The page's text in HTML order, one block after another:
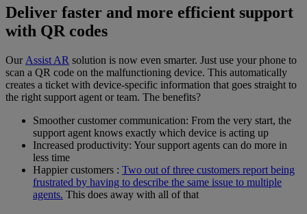
Deliver faster and more efficient support
with QR codes
Our Assist AR solution is now even smarter. Just use your phone to
scan a QR code on the malfunctioning device. This automatically
creates a ticket with device-specific information that goes straight to
the right support agent or team. The benefits?
Smoother customer communication: From the very start, the
support agent knows exactly which device is acting up
Increased productivity: Your support agents can do more in
less time
Happier customers : Two out of three customers report being
frustrated by having to describe the same issue to multiple
agents. This does away with all of that